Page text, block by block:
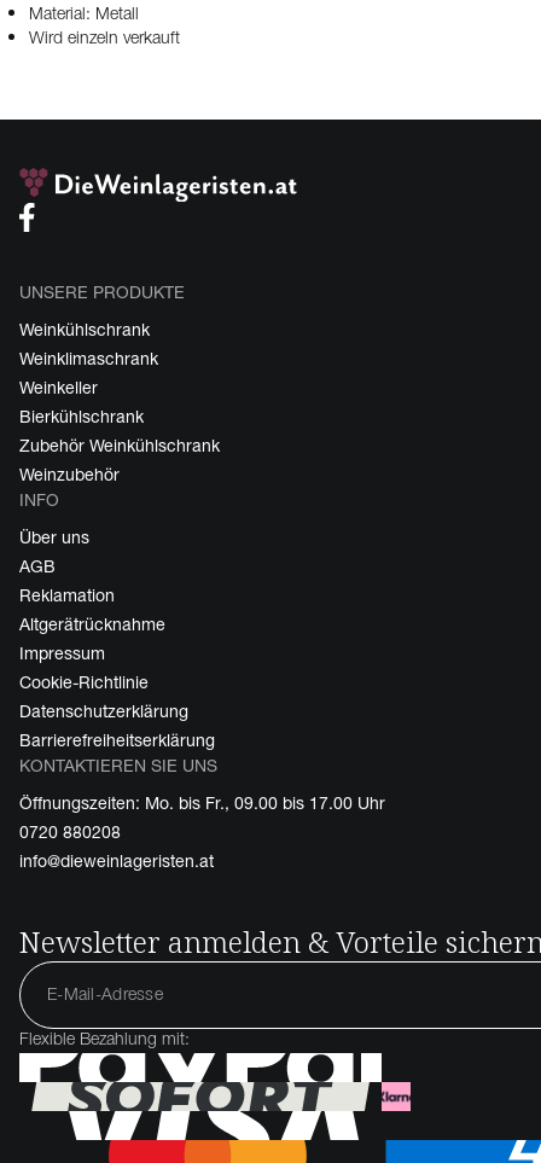
Material: Metall
Wird einzeln verkauft
UNSERE PRODUKTE
Weinkühlschrank
Weinklimaschrank
Weinkeller
Bierkühlschrank
Zubehör Weinkühlschrank
Weinzubehör
INFO
Über uns
AGB
Reklamation
Altgerätrücknahme
Impressum
Cookie-Richtlinie
Datenschutzerklärung
Barrierefreiheitserklärung
KONTAKTIEREN SIE UNS
Öffnungszeiten: Mo. bis Fr., 09.00 bis 17.00 Uhr
0720 880208
info@dieweinlageristen.at
Newsletter anmelden & Vorteile
Flexible Bezahlung mit: